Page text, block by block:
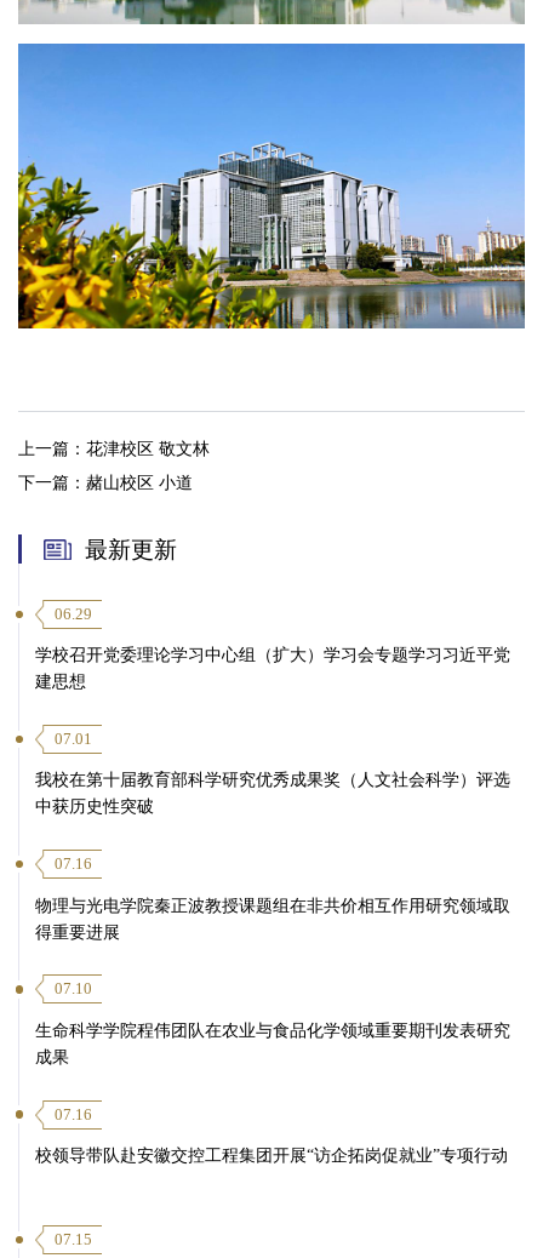
上一篇： 花津校区 敬文林
下一篇： 赭山校区 小道
最新更新
06.29
学校召开党委理论学习中心组（扩大）学习会专题学习习近平党
建思想
07.01
我校在第十届教育部科学研究优秀成果奖（人文社会科学）评选
中获历史性突破
07.16
物理与光电学院秦正波教授课题组在非共价相互作用研究领域取
得重要进展
07.10
生命科学学院程伟团队在农业与食品化学领域重要期刊发表研究
成果
07.16
校领导带队赴安徽交控工程集团开展“访企拓岗促就业”专项行动
07.15